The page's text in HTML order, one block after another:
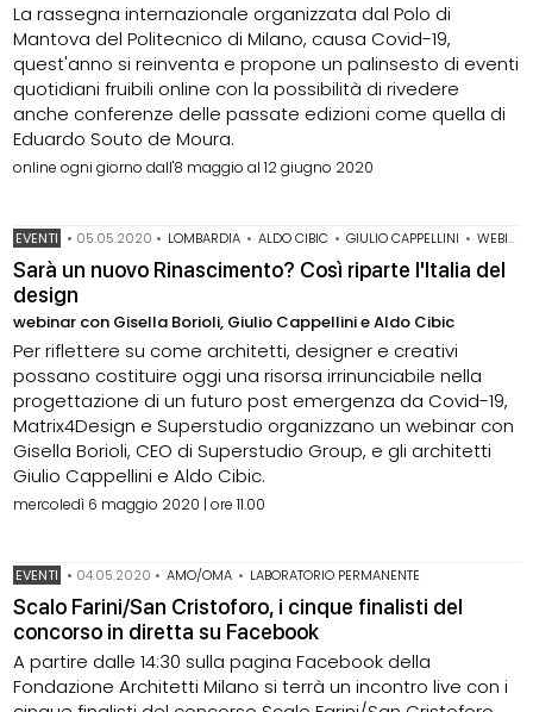
La rassegna internazionale organizzata dal Polo di
Mantova del Politecnico di Milano, causa Covid-19,
quest'anno si reinventa e propone un palinsesto di eventi
quotidiani fruibili online con la possibilità di rivedere
anche conferenze delle passate edizioni come quella di
Eduardo Souto de Moura.
online ogni giorno dall'8 maggio al 12 giugno 2020
EVENTI • 05.05.2020 • LOMBARDIA • ALDO CIBIC • GIULIO CAPPELLINI • WEBINAR PER PROGETTISTI
Sarà un nuovo Rinascimento? Così riparte l'Italia del
design
webinar con Gisella Borioli, Giulio Cappellini e Aldo Cibic
Per riflettere su come architetti, designer e creativi
possano costituire oggi una risorsa irrinunciabile nella
progettazione di un futuro post emergenza da Covid-19,
Matrix4Design e Superstudio organizzano un webinar con
Gisella Borioli, CEO di Superstudio Group, e gli architetti
Giulio Cappellini e Aldo Cibic.
mercoledì 6 maggio 2020 | ore 11.00
EVENTI • 04.05.2020 • AMO/OMA • LABORATORIO PERMANENTE
Scalo Farini/San Cristoforo, i cinque finalisti del
concorso in diretta su Facebook
A partire dalle 14:30 sulla pagina Facebook della
Fondazione Architetti Milano si terrà un incontro live con i